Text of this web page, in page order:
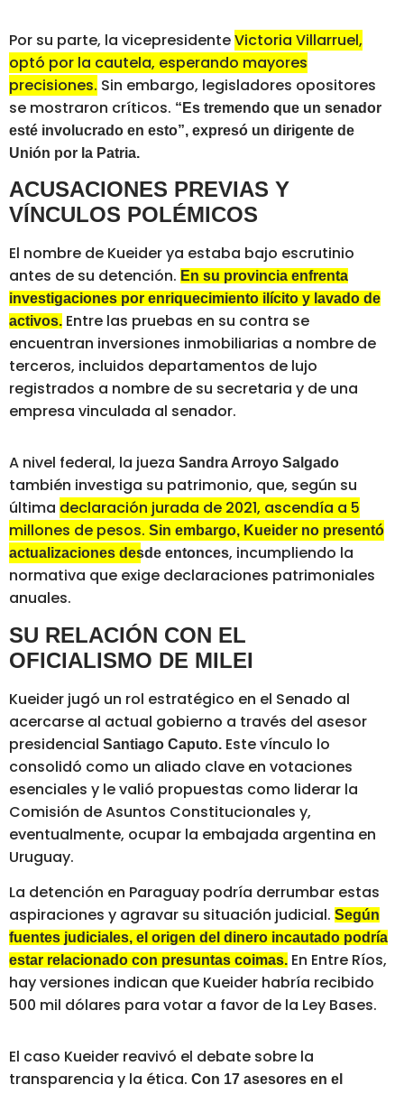
Por su parte, la vicepresidenteVictoria Villarruel,
optó por la cautela, esperando mayores
precisiones. Sin embargo, legisladores opositores
se mostraron críticos. “Es tremendo que un senador
esté involucrado en esto”, expresó un dirigente de
Unión por la Patria.
ACUSACIONES PREVIAS Y
VÍNCULOS POLÉMICOS
El nombre de Kueider ya estaba bajo escrutinio
antes de su detención. En su provincia enfrenta
investigaciones por enriquecimiento ilícito y lavado de
activos. Entre las pruebas en su contra se
encuentran inversiones inmobiliarias a nombre de
terceros, incluidos departamentos de lujo
registrados a nombre de su secretaria y de una
empresa vinculada al senador.
A nivel federal, la jueza Sandra Arroyo Salgado
también investiga su patrimonio, que, según su
última declaración jurada de 2021, ascendía a 5
millones de pesos. Sin embargo, Kueider no presentó
actualizaciones desde entonces, incumpliendo la
normativa que exige declaraciones patrimoniales
anuales.
SU RELACIÓN CON EL
OFICIALISMO DE MILEI
Kueider jugó un rol estratégico en el Senado al
acercarse al actual gobierno a través del asesor
presidencial Santiago Caputo. Este vínculo lo
consolidó como un aliado clave en votaciones
esenciales y le valió propuestas como liderar la
Comisión de Asuntos Constitucionales y,
eventualmente, ocupar la embajada argentina en
Uruguay.
La detención en Paraguay podría derrumbar estas
aspiraciones y agravar su situación judicial. Según
fuentes judiciales, el origen del dinero incautado podría
estar relacionado con presuntas coimas. En Entre Ríos,
hay versiones indican que Kueider habría recibido
500 mil dólares para votar a favor de la Ley Bases.
El caso Kueider reavivó el debate sobre la
transparencia y la ética. Con 17 asesores en el